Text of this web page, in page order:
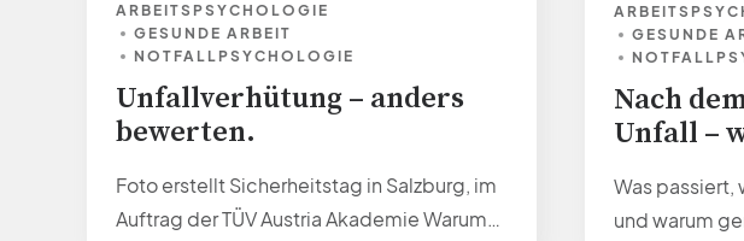
ARBEITSPSYCHOLOGIE
GESUNDE ARBEIT
NOTFALLPSYCHOLOGIE
Unfallverhütung – anders
bewerten.
Foto erstellt Sicherheitstag in Salzburg, im
Auftrag der TÜV Austria Akademie Warum
GESUNDE
Nach
Unfall –
Was passiert,
und warum